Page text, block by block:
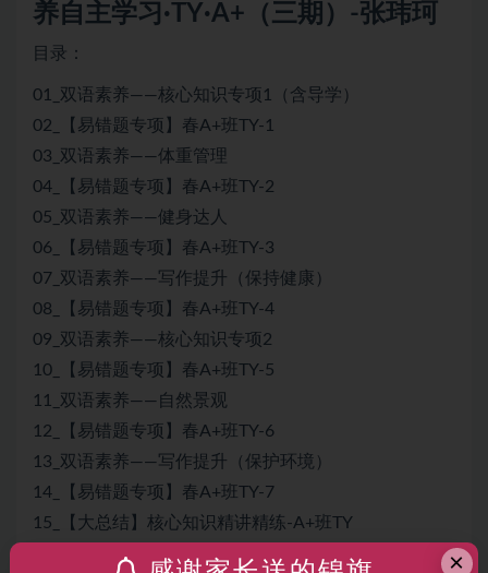
养自主学习·TY·A+（三期）-张玮珂
目录：
01_双语素养——核心知识专项1（含导学）
02_【易错题专项】春A+班TY-1
03_双语素养——体重管理
04_【易错题专项】春A+班TY-2
05_双语素养——健身达人
06_【易错题专项】春A+班TY-3
07_双语素养——写作提升（保持健康）
08_【易错题专项】春A+班TY-4
09_双语素养——核心知识专项2
10_【易错题专项】春A+班TY-5
11_双语素养——自然景观
12_【易错题专项】春A+班TY-6
13_双语素养——写作提升（保护环境）
14_【易错题专项】春A+班TY-7
15_【大总结】核心知识精讲精练-A+班TY
16_开学收心课-A+班TY
×